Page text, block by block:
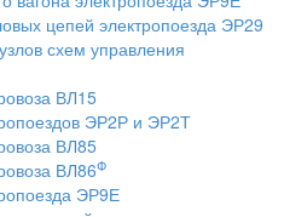
цепей электропоезда ЭР29
схем управления
ВЛ15
ЭР2Р и ЭР2Т
ВЛ85
ВЛ86Ф
ЭР9Е